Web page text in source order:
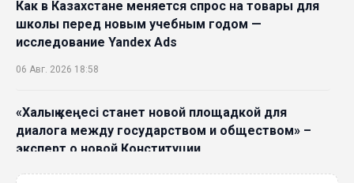
Как в Казахстане меняется спрос на товары для
школы перед новым учебным годом —
исследование Yandex Ads
06 Авг. 2026 18:58
«Халық кеңесі станет новой площадкой для
диалога между государством и обществом» –
эксперт о новой Конституции
06 Авг. 2026 15:51